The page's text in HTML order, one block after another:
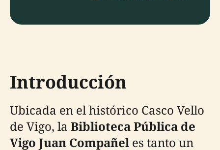
Introducción
Ubicada en el histórico Casco Vello
de Vigo, la Biblioteca Pública de
Vigo Juan Compañel es tanto un